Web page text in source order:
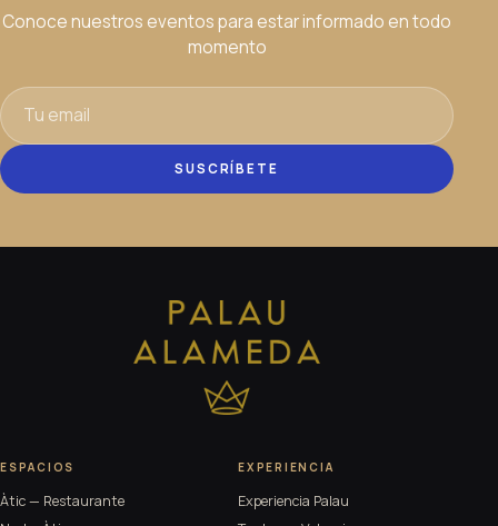
Conoce nuestros eventos para estar informado en todo
momento
SUSCRÍBETE
ESPACIOS
Àtic — Restaurante
EXPERIENCIA
Experiencia Palau